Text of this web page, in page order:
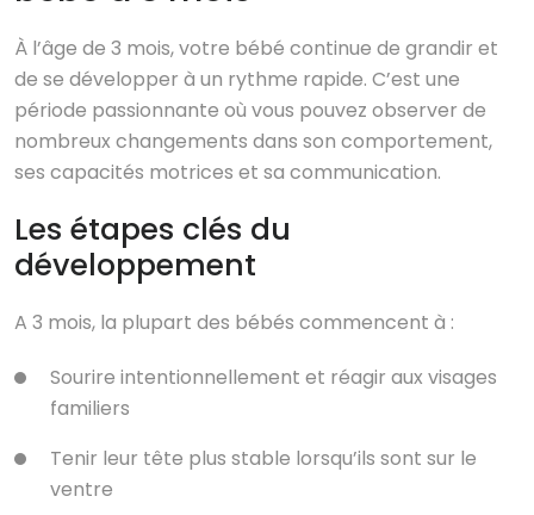
À l’âge de 3 mois, votre bébé continue de grandir et
de se développer à un rythme rapide. C’est une
période passionnante où vous pouvez observer de
nombreux changements dans son comportement,
ses capacités motrices et sa communication.
Les étapes clés du
développement
A 3 mois, la plupart des bébés commencent à :
Sourire intentionnellement et réagir aux visages
familiers
Tenir leur tête plus stable lorsqu’ils sont sur le
ventre